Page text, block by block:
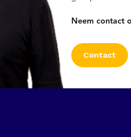
Neem contact
Contact